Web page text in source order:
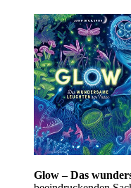
Glow – Das